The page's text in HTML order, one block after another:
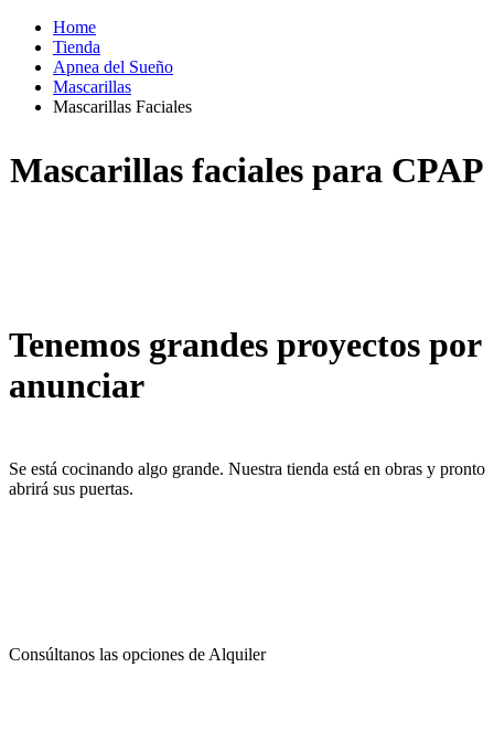
Home
Tienda
Apnea del Sueño
Mascarillas
Mascarillas Faciales
Mascarillas faciales para CPAP
Tenemos grandes proyectos por
anunciar
Se está cocinando algo grande. Nuestra tienda está en obras y pronto
abrirá sus puertas.
Consúltanos las opciones de Alquiler